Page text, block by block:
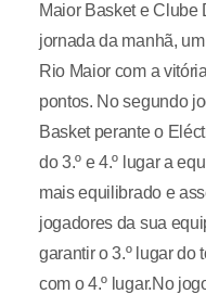
Maior Basket e Clube
jornada da manhã,
Rio Maior com a
pontos. No segundo
Basket perante o
do 3.º e 4.º lugar a
mais equilibrado e
jogadores da sua
garantir o 3.º lugar do
com o 4.º lugar.No